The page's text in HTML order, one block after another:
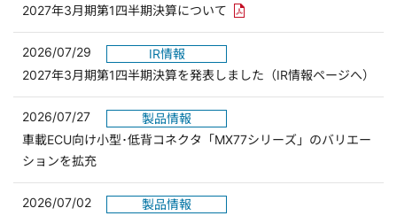
2027年3月期第1四半期決算について PDFリンクを新しいウィンド
2026/07/29
IR情報
2027年3月期第1四半期決算を発表しました（IR情報ページへ）
2026/07/27
製品情報
車載ECU向け小型･低背コネクタ「MX77シリーズ」のバリエー
ションを拡充
2026/07/02
製品情報